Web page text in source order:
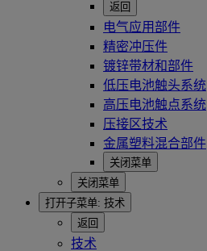
返回
电气应用部件
精密冲压件
镀锌带材和部件
低压电池触头系统
高压电池触点系统
压接区技术
金属塑料混合部件
关闭菜单
关闭菜单
打开子菜单: 技术
返回
技术